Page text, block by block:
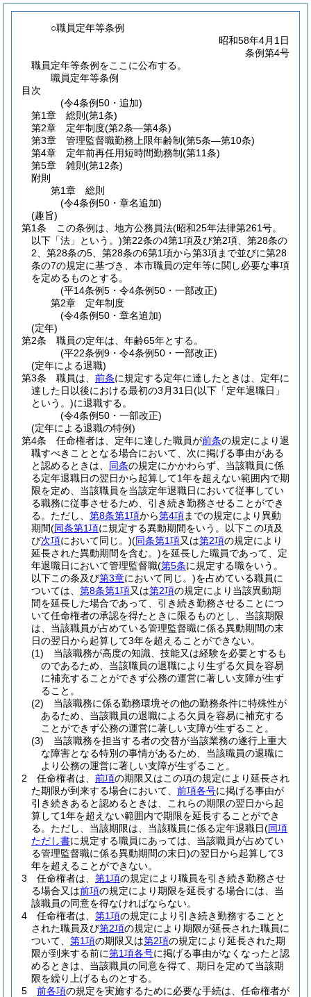
○職員定年等条例
昭和58年4月1日
条例第4号
職員定年等条例をここに公布する。
職員定年等条例
目次
(令4条例50・追加)
第1章
総則 (第1条)
第2章
定年制度(第2条―第4条)
第3章
管理監督職勤務上限年齢制(第5条―第10条)
第4章
定年前再任用短時間勤務制(第11条)
第5章
雑則 (第12条)
附則
第1章
総則
(令4条例50・章名追加)
(趣旨)
第1条
この条例は、地方公務員法(昭和25年法律第261号。
以下「法」という。)第22条の4第1項及び第2項、第28条の
2、第28条の5、第28条の6第1項から第3項まで並びに第28
条の7の規定に基づき、本市職員の定年等に関し必要な事項
を定めるものとする。
(平14条例5・令4条例50・一部改正)
第2章
定年制度
(令4条例50・章名追加)
(定年)
第2条
職員の定年は、年齢65年とする。
(平22条例9・令4条例50・一部改正)
(定年による退職)
第3条
職員は、 前条に規定する定年に達したときは、定年に
達した日以後における最初の3月31日(以下「定年退職日」
という。)に退職する。
(令4条例50・一部改正)
(定年による退職の特例)
第4条
任命権者は、定年に達した職員が前条の規定により退
職すべきこととなる場合において、次に掲げる事由がある
と認めるときは、 同条の規定にかかわらず、当該職員に係
る定年退職日の翌日から起算して1年を超えない範囲内で期
限を定め、当該職員を当該定年退職日において従事してい
る職務に従事させるため、引き続き勤務させることができ
る。 ただし、 第8条第1項から第4項までの規定により異動
期間(同条第1項に規定する異動期間をいう。以下この項及
び次項において同じ。)(同条第1項又は第2項の規定により
延長された異動期間を含む。)を延長した職員であって、定
年退職日において管理監督職(第5条に規定する職をいう。
以下この条及び第3章において同じ。)を占めている職員に
ついては、 第8条第1項又は第2項の規定により当該異動期
間を延長した場合であって、引き続き勤務させることにつ
いて任命権者の承認を得たときに限るものとし、当該期限
は、当該職員が占めている管理監督職に係る異動期間の末
日の翌日から起算して3年を超えることができない。
(1)
当該職務が高度の知識、技能又は経験を必要とするも
のであるため、当該職員の退職により生ずる欠員を容易
に補充することができず公務の運営に著しい支障が生ず
ること。
(2)
当該職務に係る勤務環境その他の勤務条件に特殊性が
あるため、当該職員の退職による欠員を容易に補充する
ことができず公務の運営に著しい支障が生ずること。
(3)
当該職務を担当する者の交替が当該業務の遂行上重大
な障害となる特別の事情があるため、当該職員の退職に
より公務の運営に著しい支障が生ずること。
2
任命権者は、 前項の期限又はこの項の規定により延長され
た期限が到来する場合において、 前項各号に掲げる事由が
引き続きあると認めるときは、これらの期限の翌日から起
算して1年を超えない範囲内で期限を延長することができ
る。 ただし、当該期限は、当該職員に係る定年退職日(同項
ただし書に規定する職員にあっては、当該職員が占めてい
る管理監督職に係る異動期間の末日)の翌日から起算して3
年を超えることができない。
3
任命権者は、 第1項の規定により職員を引き続き勤務させ
る場合又は前項の規定により期限を延長する場合には、当
該職員の同意を得なければならない。
4
任命権者は、 第1項の規定により引き続き勤務することと
された職員及び第2項の規定により期限が延長された職員に
ついて、 第1項の期限又は第2項の規定により延長された期
限が到来する前に第1項各号に掲げる事由がなくなったと認
めるときは、当該職員の同意を得て、期日を定めて当該期
限を繰り上げるものとする。
5
前各項の規定を実施するために必要な手続は、任命権者が